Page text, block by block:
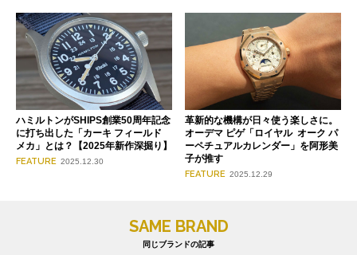
ハミルトンがSHIPS創業50周年記念
に打ち出した「カーキ フィールド
メカ」とは？【2025年新作深掘り】
FEATURE 2025.12.30
革新的な機構が日々使う楽しさに。
オーデマ ピゲ「ロイヤル オーク パ
ーペチュアルカレンダー」を阿形美
子が推す
FEATURE 2025.12.29
SAME BRAND
同じブランドの記事